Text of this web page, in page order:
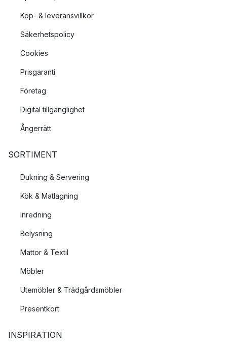
Köp- & leveransvillkor
Säkerhetspolicy
Cookies
Prisgaranti
Företag
Digital tillgänglighet
Ångerrätt
SORTIMENT
Dukning & Servering
Kök & Matlagning
Inredning
Belysning
Mattor & Textil
Möbler
Utemöbler & Trädgårdsmöbler
Presentkort
INSPIRATION